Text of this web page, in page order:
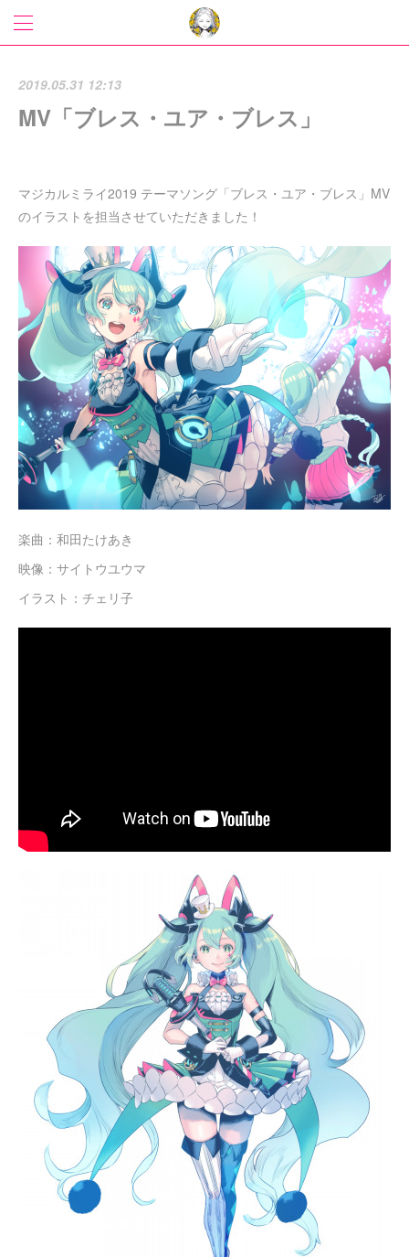
2019.05.31 12:13
MV「ブレス・ユア・ブレス」
マジカルミライ2019 テーマソング「ブレス・ユア・ブレス」MV
のイラストを担当させていただきました！
楽曲：和田たけあき
映像：サイトウユウマ
イラスト：チェリ子